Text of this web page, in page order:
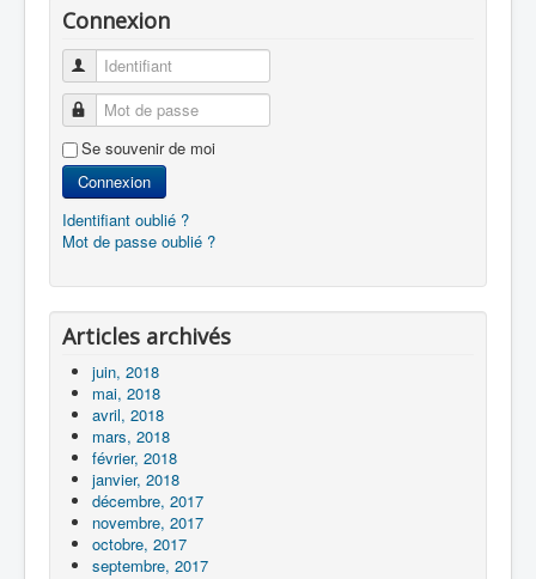
Connexion
Identifiant
Mot de passe
Se souvenir de moi
Connexion
Identifiant oublié ?
Mot de passe oublié ?
Articles archivés
juin, 2018
mai, 2018
avril, 2018
mars, 2018
février, 2018
janvier, 2018
décembre, 2017
novembre, 2017
octobre, 2017
septembre, 2017